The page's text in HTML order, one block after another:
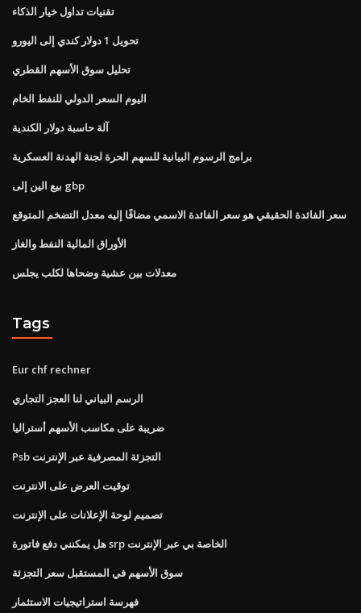
تقنيات تداول خيار الذكاء
تحويل 1 دولار كندي إلى اليورو
تحليل سوق الأسهم القطري
اليوم السعر الدولي للنفط الخام
آلة حاسبة دولار الكندية
برامج الرسوم البيانية للسهم الحرة لجنة الهدنة العسكرية
بيع الين إلى gbp
سعر الفائدة الحقيقي هو سعر الفائدة الاسمي مضافًا إليه معدل التضخم المتوقع
الأوراق المالية النفط والغاز
معدلات بين عشية وضحاها لكلب يجلس
Tags
Eur chf rechner
الرسم البياني لنا العجز التجاري
ضريبة على مكاسب الأسهم أستراليا
Psb التجزئة المصرفية عبر الإنترنت
توقيت العرض على الانترنت
تصميم لوحة الإعلانات على الإنترنت
هل يمكنني دفع فاتورة srp الخاصة بي عبر الإنترنت
سوق الأسهم في المستقبل سعر التجزئة
فهرسة استراتيجيات الاستثمار